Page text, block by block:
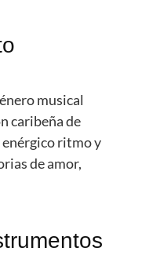
musical
caribeña de
enérgico ritmo y
de amor,